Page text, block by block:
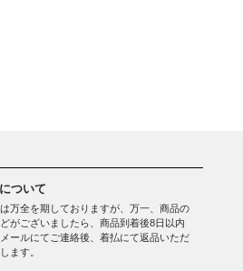
ついて
万全を期しておりますが、万一、商品の
がございましたら、商品到着後8日以内
ールにてご連絡後、着払にて返品いただ
ます。